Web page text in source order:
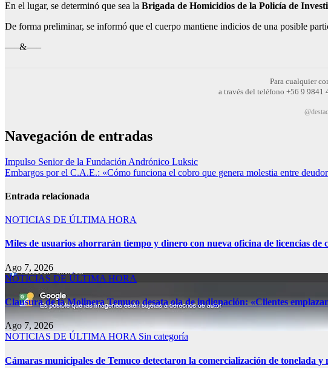
En el lugar, se determinó que sea la Brigada de Homicidios de la Policía de
De forma preliminar, se informó que el cuerpo mantiene indicios de una posible
—–&—–
Para cualquier
a través del teléfono +56 9
Navegación de entradas
Impulso Senior de la Fundación Andrónico Luksic
Embargos por el C.A.E.: «Cómo funciona el cobro que genera molestia entre
Entrada relacionada
NOTICIAS DE ÚLTIMA HORA
Miles de usuarios ahorrarán tiempo y dinero con nueva oficina de licencias de
Ago 7, 2026
NOTICIAS DE ÚLTIMA HORA
Clausura de la Molinera Temuco desata ola de indignación: «Clientes
Ago 7, 2026
NOTICIAS DE ÚLTIMA HORA Sin categoría
Cámaras municipales de Temuco detectaron la comercialización de tonelada y